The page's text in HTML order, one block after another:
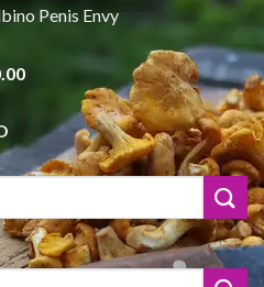
€745.00
precios:
€165.00
€830.00
Penis Envy
Rango
precios:
desde
€200.00